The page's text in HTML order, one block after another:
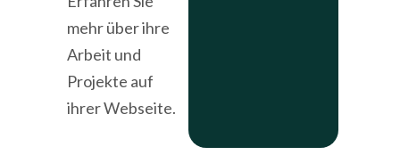
mehr über ihre
Arbeit und
Projekte auf
ihrer Webseite.